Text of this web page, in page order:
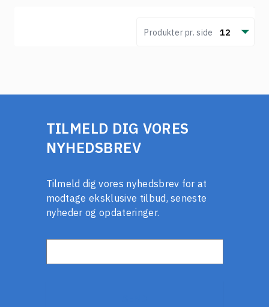
Produkter pr. side 12
TILMELD DIG VORES
NYHEDSBREV
Tilmeld dig vores nyhedsbrev for at
modtage eksklusive tilbud, seneste
nyheder og opdateringer.